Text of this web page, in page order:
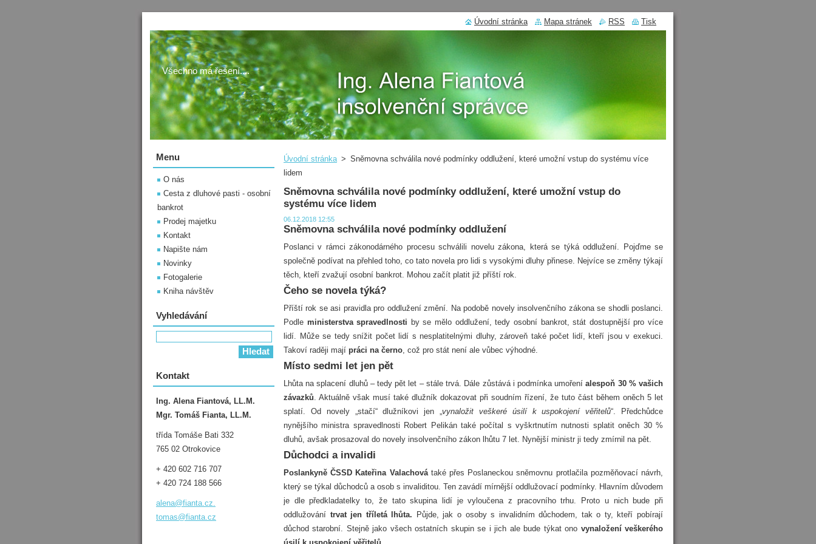
Všechno má řešení....
Úvodní stránka > Sněmovna schválila nové podmínky oddlužení, které umožní vstup do systému více
lidem
Sněmovna schválila nové podmínky oddlužení, které umožní vstup do
systému více lidem
06.12.2018 12:55
Sněmovna schválila nové podmínky oddlužení
Poslanci v rámci zákonodárného procesu schválili novelu zákona, která se týká oddlužení. Pojďme se
společně podívat na přehled toho, co tato novela pro lidi s vysokými dluhy přinese. Nejvíce se změny týkají
těch, kteří zvažují osobní bankrot. Mohou začít platit již příští rok.
Čeho se novela týká?
Příští rok se asi pravidla pro oddlužení změní. Na podobě novely insolvenčního zákona se shodli poslanci.
Podle ministerstva spravedlnosti by se mělo oddlužení, tedy osobní bankrot, stát dostupnější pro více
lidí. Může se tedy snížit počet lidí s nesplatitelnými dluhy, zároveň také počet lidí, kteří jsou v exekuci.
Takoví raději mají práci na černo, což pro stát není ale vůbec výhodné.
Místo sedmi let jen pět
Lhůta na splacení dluhů – tedy pět let – stále trvá. Dále zůstává i podmínka umořeníalespoň 30 % vašich
závazků. Aktuálně však musí také dlužník dokazovat při soudním řízení, že tuto část během oněch 5 let
splatí. Od novely „stačí“ dlužníkovi jen „vynaložit veškeré úsilí k uspokojení věřitelů“. Předchůdce
nynějšího ministra spravedlnosti Robert Pelikán také počítal s vyškrtnutím nutnosti splatit oněch 30 %
dluhů, avšak prosazoval do novely insolvenčního zákon lhůtu 7 let. Nynější ministr ji tedy zmírnil na pět.
Důchodci a invalidi
Poslankyně ČSSD Kateřina Valachovátaké přes Poslaneckou sněmovnu protlačila pozměňovací návrh,
který se týkal důchodců a osob s invaliditou. Ten zavádí mírnější oddlužovací podmínky. Hlavním důvodem
je dle předkladatelky to, že tato skupina lidí je vyloučena z pracovního trhu. Proto u nich bude při
oddlužování trvat jen tříletá lhůta. Půjde, jak o osoby s invalidním důchodem, tak o ty, kteří pobírají
důchod starobní. Stejně jako všech ostatních skupin se i jich ale bude týkat ono vynaložení veškerého
Menu
O nás
Cesta z dluhové pasti - osobní
bankrot
Prodej majetku
Kontakt
Napište nám
Novinky
Fotogalerie
Kniha návštěv
Vyhledávání
Kontakt
Ing. Alena Fiantová, LL.M.
Mgr. Tomáš Fianta, LL.M.
třída Tomáše Bati 332
765 02 Otrokovice
+ 420 602 716 707
+ 420 724 188 566
alena@fianta.cz.
tomas@fianta.cz
Úvodní stránka Mapa stránek RSS Tisk